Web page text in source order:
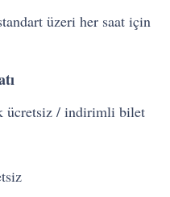
üzeri her saat için
ücretsiz / indirimli bilet